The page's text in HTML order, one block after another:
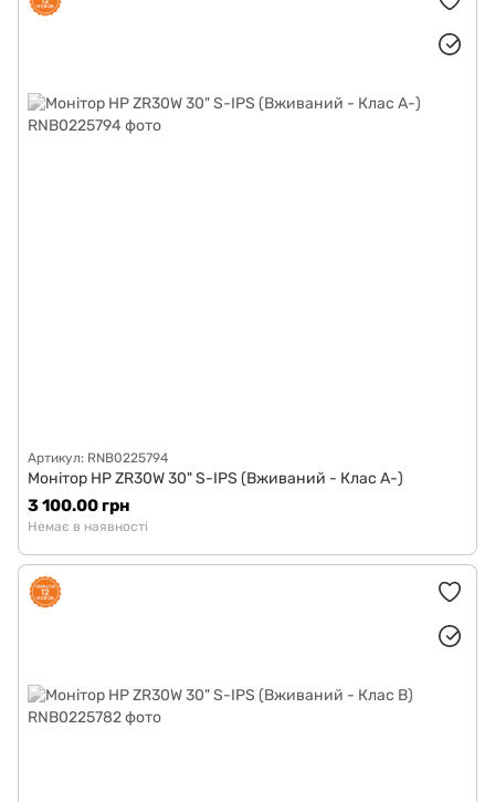
Артикул: RNB0225794
Монітор HP ZR30W 30" S-IPS (Вживаний - Клас A-)
3 100.00 грн
Немає в наявності